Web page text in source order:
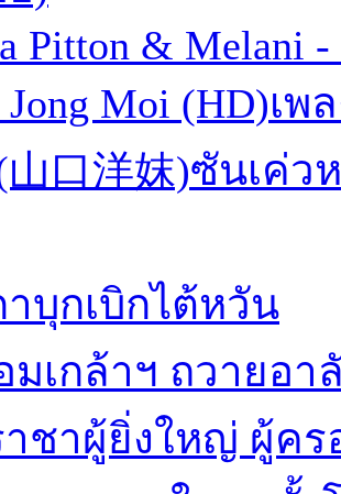
Pitton & Melani -
Jong Moi (HD)เพ
口洋妺)ซันเค่ว
บุกเบิกไต้หวัน
เกล้าฯ ถวายอา
ชาผู้ยิ่งใหญ่ ผู้คร